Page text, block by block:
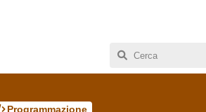
Programmazione